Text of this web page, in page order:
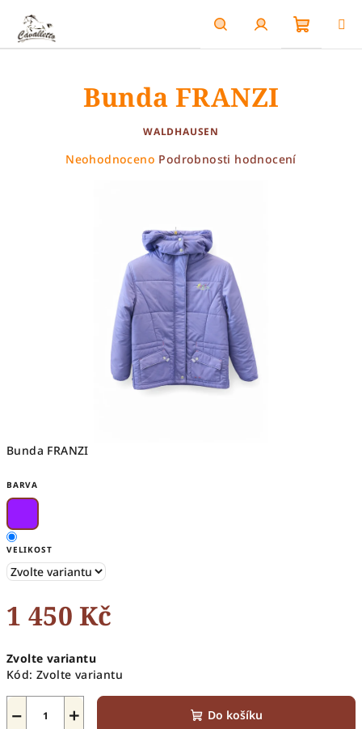
obsah
HledatPřihlášení
Bunda FRANZI
BARVA
VELIKOST
1 450 Kč
cena:
Zvolte variantu
Kód: Zvolte variantu
+
− Do košíku
Bunda FRANZI
WALDHAUSEN
Průměrné
hvězdiček.
Neohodnoceno Podrobnosti hodnocení